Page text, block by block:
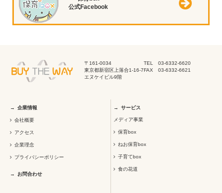
公式Facebook
〒161-0034
東京都新宿区上落合1-16-7
エヌケイビル9階
TEL 03-6332-6620
FAX 03-6332-6621
企業情報
会社概要
アクセス
企業理念
プライバシーポリシー
お問合わせ
サービス
メディア事業
保育box
ねお保育box
子育てbox
食の花道